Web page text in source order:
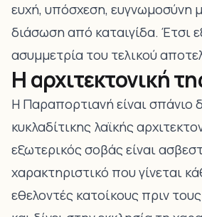
ευχή, υπόσχεση, ευγνωμοσύνη
διάσωση από καταιγίδα. Έτσι
ασυμμετρία του τελικού
Η αρχιτεκτονική
Η Παραπορτιανή είναι σπάνιο
κυκλαδίτικης λαϊκής
εξωτερικός σοβάς είναι
χαρακτηριστικό που γίνεται
εθελοντές κατοίκους πριν